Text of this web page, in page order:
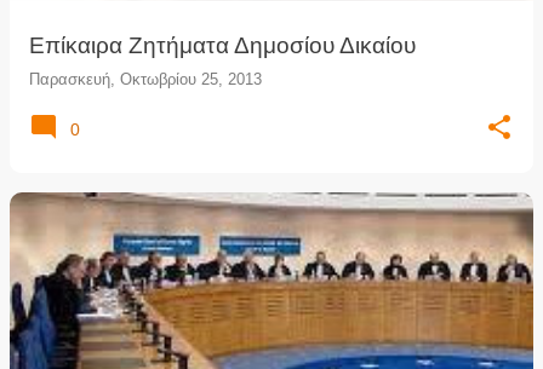
Επίκαιρα Ζητήματα Δημοσίου Δικαίου
Παρασκευή, Οκτωβρίου 25, 2013
0